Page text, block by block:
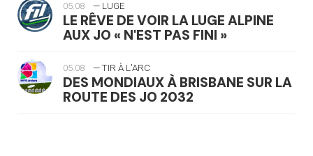
05.08 — LUGE
LE RÊVE DE VOIR LA LUGE ALPINE
AUX JO « N'EST PAS FINI »
05.08 — TIR À L'ARC
DES MONDIAUX À BRISBANE SUR LA
ROUTE DES JO 2032